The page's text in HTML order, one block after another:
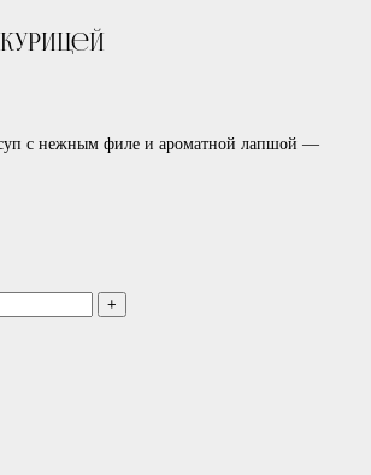
с нежным филе и ароматной лапшой —